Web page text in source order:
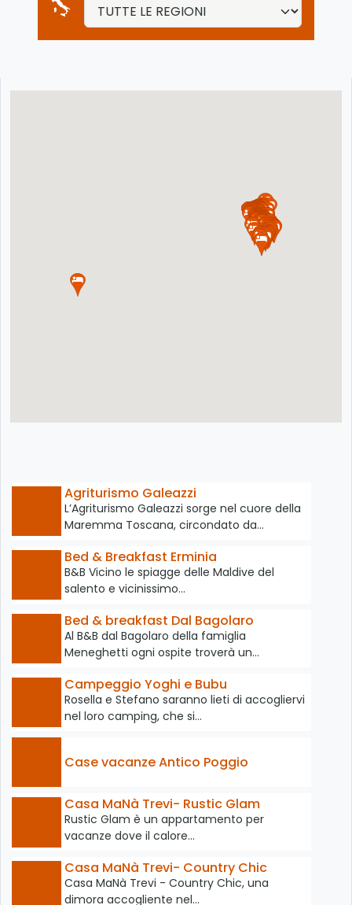
Agriturismo Galeazzi
L’Agriturismo Galeazzi sorge nel cuore della
Maremma Toscana, circondato da…
Bed & Breakfast Erminia
B&B Vicino le spiagge delle Maldive del
salento e vicinissimo…
Bed & breakfast Dal Bagolaro
Al B&B dal Bagolaro della famiglia
Meneghetti ogni ospite troverà un…
Campeggio Yoghi e Bubu
Rosella e Stefano saranno lieti di accogliervi
nel loro camping, che si…
Case vacanze Antico Poggio
Casa MaNà Trevi- Rustic Glam
Rustic Glam è un appartamento per
vacanze dove il calore…
Casa MaNà Trevi- Country Chic
Casa MaNà Trevi - Country Chic, una
dimora accogliente nel…